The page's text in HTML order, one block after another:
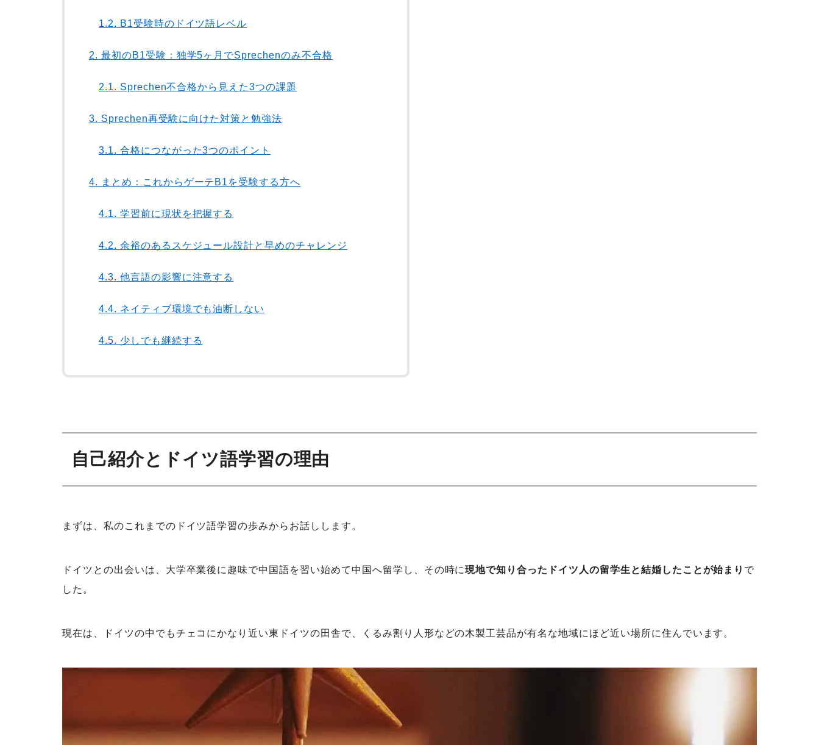
1.2. B1受験時のドイツ語レベル
2. 最初のB1受験：独学5ヶ月でSprechenのみ不合格
2.1. Sprechen不合格から見えた3つの課題
3. Sprechen再受験に向けた対策と勉強法
3.1. 合格につながった3つのポイント
4. まとめ：これからゲーテB1を受験する方へ
4.1. 学習前に現状を把握する
4.2. 余裕のあるスケジュール設計と早めのチャレンジ
4.3. 他言語の影響に注意する
4.4. ネイティブ環境でも油断しない
4.5. 少しでも継続する
自己紹介とドイツ語学習の理由
まずは、私のこれまでのドイツ語学習の歩みからお話しします。
ドイツとの出会いは、大学卒業後に趣味で中国語を習い始めて中国へ留学し、その時に現地で知り合ったドイツ人の留学生と結婚したことが始まり で
した。
現在は、ドイツの中でもチェコにかなり近い東ドイツの田舎で、くるみ割り人形などの木製工芸品が有名な地域にほど近い場所に住んでいます。